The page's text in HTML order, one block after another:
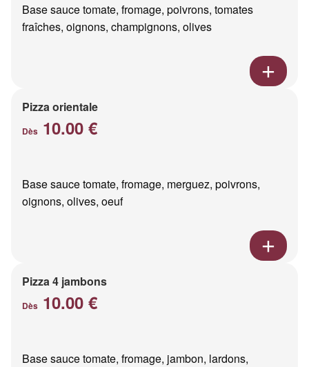
Base sauce tomate, fromage, poivrons, tomates
fraîches, oignons, champignons, olives
Pizza orientale
Dès 10.00 €
Base sauce tomate, fromage, merguez, poivrons,
oignons, olives, oeuf
Pizza 4 jambons
Dès 10.00 €
Base sauce tomate, fromage, jambon, lardons,